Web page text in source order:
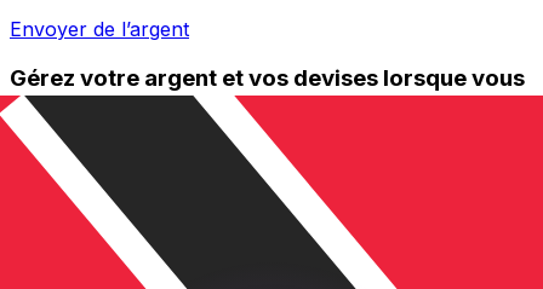
Envoyer de l’argent
Gérez votre argent et vos devises lorsque vous
êtes en déplacement
L'application Xe réunit toutes les fonctionnalités
nécessaires pour vos transferts d'argent internationaux
et la gestion de vos devises. Convertissez des devises,
programmez des alertes de taux et transférez de
l'argent à l'étranger sans frais cachés. Téléchargez
l'application dès aujourd'hui !